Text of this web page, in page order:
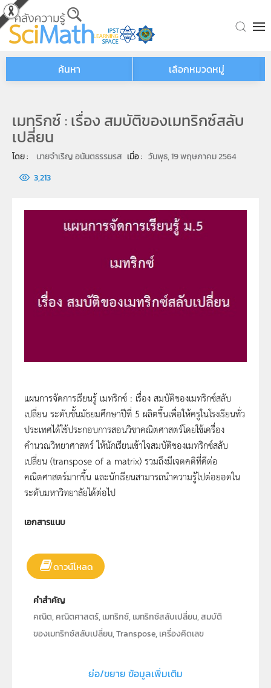
Skip to main content
ค้นหา เลือกหมวดหมู่
เมทริกซ์ : เรื่อง สมบัติของเมทริกซ์สลับ
เปลี่ยน
โดย : นายจำเริญ อนันตธรรมรส เมื่อ : วันพุธ, 19 พฤษภาคม 2564
3,213
แผนการจัดการเรียนรู้ เมทริกซ์ : เรื่อง สมบัติของเมทริกซ์สลับ
เปลี่ยน ระดับชั้นมัธยมศึกษาปีที่ 5 ผลิตขึ้นเพื่อให้ครูในโรงเรียนทั่ว
ประเทศได้ใช้ประกอบการสอนวิชาคณิตศาสตร์โดยใช้เครื่อง
คำนวณวิทยาศาสตร์ ให้นักเรียนเข้าใจสมบัติของเมทริกซ์สลับ
เปลี่ยน (transpose of a matrix) รวมถึงมีเจตคติที่ดีต่อ
คณิตศาสตร์มากขึ้น และนักเรียนสามารถนำความรู้ไปต่อยอดใน
ระดับมหาวิทยาลัยได้ต่อไป
เอกสารแนบ
ดาวน์โหลด
คำสำคัญ
คณิต, คณิตศาสตร์, เมทริกซ์, เมทริกซ์สลับเปลี่ยน, สมบัติ
ของเมทริกซ์สลับเปลี่ยน, Transpose, เครื่องคิดเลข
Text
ย่อ/ขยาย ข้อมูลเพิ่มเติม